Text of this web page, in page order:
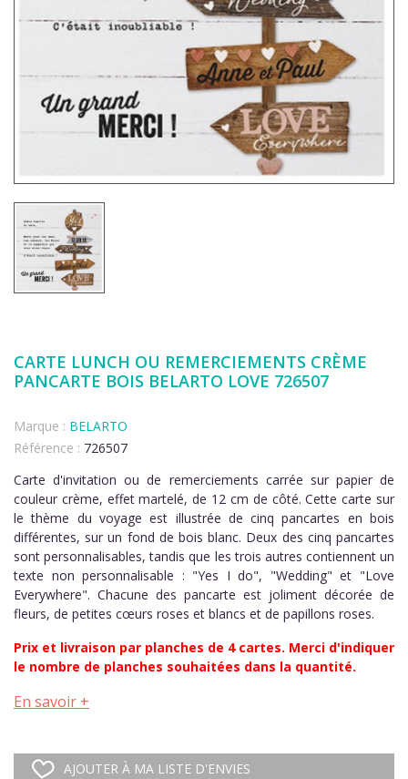
CARTE LUNCH OU REMERCIEMENTS CRÈME
PANCARTE BOIS BELARTO LOVE 726507
Marque : BELARTO
Référence : 726507
Carte d'invitation ou de remerciements carrée sur papier de
couleur crème, effet martelé, de 12 cm de côté. Cette carte sur
le thème du voyage est illustrée de cinq pancartes en bois
différentes, sur un fond de bois blanc. Deux des cinq pancartes
sont personnalisables, tandis que les trois autres contiennent un
texte non personnalisable : "Yes I do", "Wedding" et "Love
Everywhere". Chacune des pancarte est joliment décorée de
fleurs, de petites cœurs roses et blancs et de papillons roses.
Prix et livraison par planches de 4 cartes. Merci d'indiquer
le nombre de planches souhaitées dans la quantité.
En savoir +
AJOUTER À MA LISTE D'ENVIES